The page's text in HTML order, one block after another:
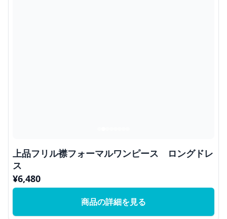
上品フリル襟フォーマルワンピース ロングドレ
ス
¥6,480
商品の詳細を見る